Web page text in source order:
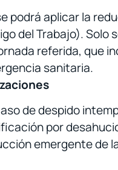
podrá aplicar la
del Trabajo). Solo
referida, que
sanitaria.
de despido
por
emergente de